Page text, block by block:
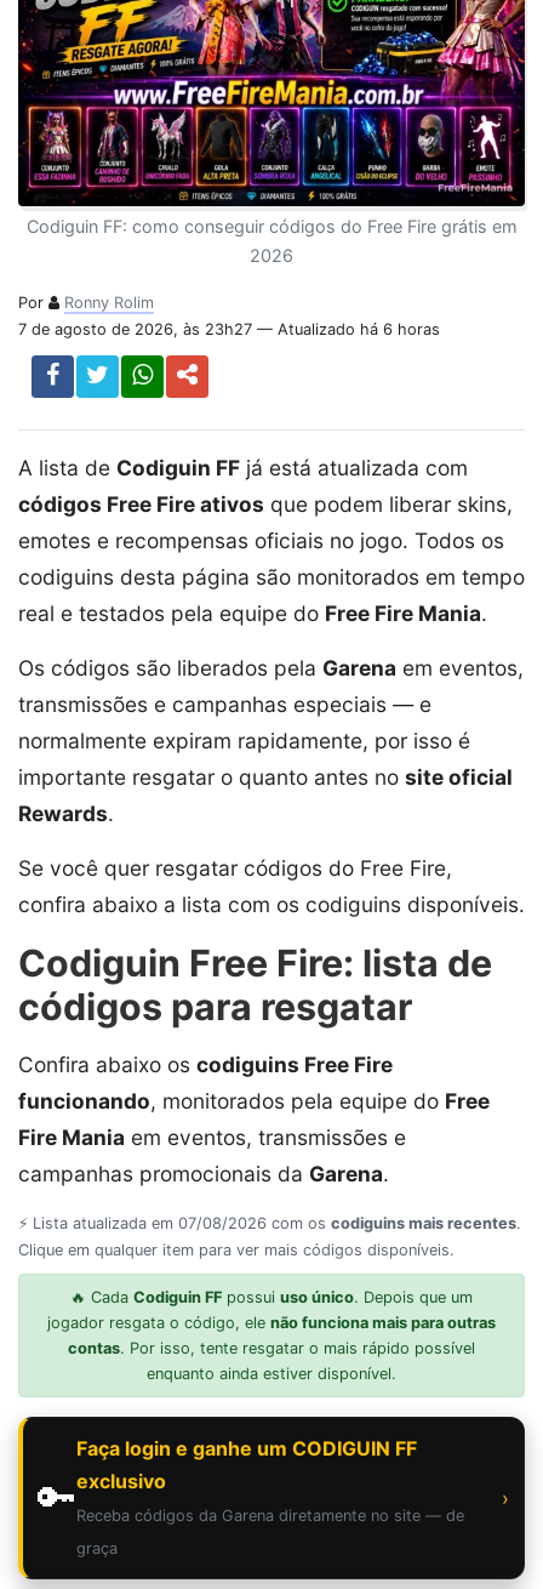
Codiguin FF: como conseguir códigos do Free Fire grátis em
2026
Por
Ronny Rolim
7 de agosto de 2026, às 23h27 — Atualizado há 6 horas
A lista de Codiguin FF já está atualizada com
códigos Free Fire ativos que podem liberar skins,
emotes e recompensas oficiais no jogo. Todos os
codiguins desta página são monitorados em tempo
real e testados pela equipe do Free Fire Mania.
Os códigos são liberados pela Garena em eventos,
transmissões e campanhas especiais — e
normalmente expiram rapidamente, por isso é
importante resgatar o quanto antes no site oficial
Rewards.
Se você quer resgatar códigos do Free Fire,
confira abaixo a lista com os codiguins disponíveis.
Codiguin Free Fire: lista de
códigos para resgatar
Confira abaixo os codiguins Free Fire
funcionando, monitorados pela equipe do Free
Fire Mania em eventos, transmissões e
campanhas promocionais da Garena.
⚡ Lista atualizada em 07/08/2026 com os codiguins mais recentes.
Clique em qualquer item para ver mais códigos disponíveis.
🔥 Cada Codiguin FF possui uso único. Depois que um
jogador resgata o código, ele não funciona mais para outras
contas. Por isso, tente resgatar o mais rápido possível
enquanto ainda estiver disponível.
🔑
Faça login e ganhe um CODIGUIN FF
exclusivo
Receba códigos da Garena diretamente no site — de
graça
›